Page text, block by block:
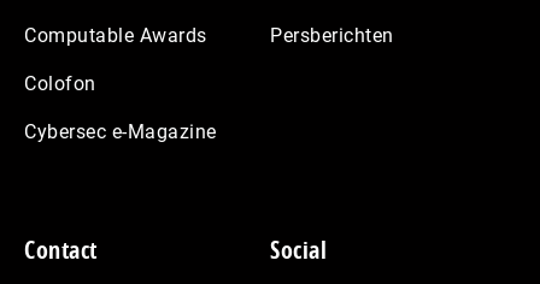
Computable Awards
Colofon
Cybersec e-Magazine
Persberichten
Contact Social